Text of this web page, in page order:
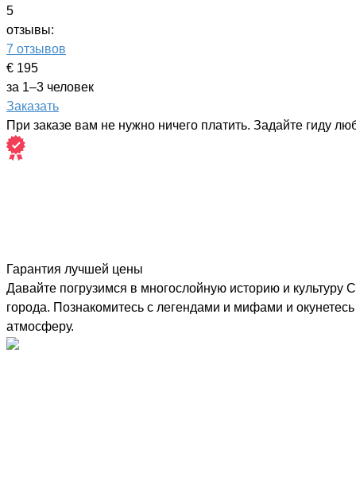
5
отзывы:
7 отзывов
€ 195
за 1–3 человек
Заказать
При заказе вам не нужно ничего платить. Задайте гиду
Гарантия лучшей цены
Давайте погрузимся в многослойную историю и
города. Познакомитесь с легендами и мифами и
атмосферу.